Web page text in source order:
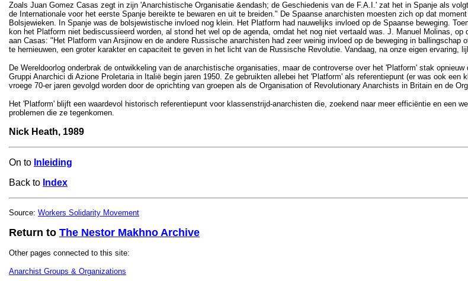
Zoals Juan Gomez Casas zegt in zijn 'Anarchistische Organisatie &endash; de Geschiedenis van de F.A.I.' zat het in Spanje als
de Internationale voor het eerste Spanje bereikte te bewaren en uit te breiden." De Spaanse anarchisten moesten zich op dat
Bolsjewieken. In Spanje was de bolsjewistische invloed nog klein. Het Platform had nauwelijks invloed op de Spaanse beweging.
kon het Platform niet bediscussieerd worden, al stond het wel op de agenda, omdat het nog niet vertaald was. J. Manuel Molinas,
aan Casas: "Het Platform van Arsjinow en de andere Russische anarchisten had zeer weinig invloed op de beweging in
te hernieuwen, een groter karakter en capaciteit te geven in het licht van de Russische Revolutie. Vandaag, na onze eigen ervaring,
De Wereldoorlog onderbrak de ontwikkeling van de anarchistische organisaties, maar de controverse over het 'Platform' stak
Gruppi Anarchici di Azione Proletaria in Italië begin jaren 1950. Ze gebruikten allebei het 'Platform' als referentiepunt (er was ook
vroege 70-er jaren gevolgd worden door de oprichting van groepen als de Organisation of Revolutionary Anarchists in Britain en de
Het 'Platform' blijft een waardevol historisch referentiepunt voor klassenstrijd-anarchisten die, zoekend naar meer efficiëntie en een
problemen die ze tegenkomen.
Nick Heath, 1989
On to Inleiding
Back to Index
Source: Workers Solidarity Movement
Return to The Nestor Makhno Archive
Other pages connected to this site:
Anarchist Groups & Organizations